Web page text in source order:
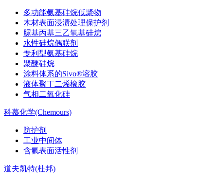
多功能氨基硅烷低聚物
木材表面浸渍处理保护剂
脲基丙基三乙氧基硅烷
水性硅烷偶联剂
专利型氨基硅烷
聚醚硅烷
涂料体系的Sivo®溶胶
液体聚丁二烯橡胶
气相二氧化硅
科慕化学(Chemours)
防护剂
工业中间体
含氟表面活性剂
道夫凯特(杜邦)